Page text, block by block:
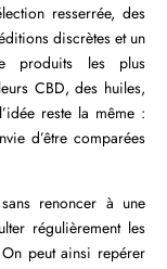
resserrée, des
discrètes et un
produits les plus
CBD, des huiles,
reste la même :
d’être comparées
renoncer à une
régulièrement les
peut ainsi repérer